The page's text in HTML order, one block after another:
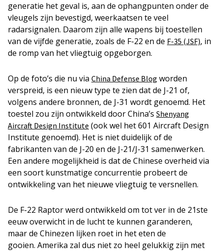
generatie het geval is, aan de ophangpunten onder de
vleugels zijn bevestigd, weerkaatsen te veel
radarsignalen. Daarom zijn alle wapens bij toestellen
van de vijfde generatie, zoals de F-22 en de F-35 (JSF), in
de romp van het vliegtuig opgeborgen.
Op de foto’s die nu via China Defense Blog worden
verspreid, is een nieuw type te zien dat de J-21 of,
volgens andere bronnen, de J-31 wordt genoemd. Het
toestel zou zijn ontwikkeld door China’s Shenyang
Aircraft Design Institute (ook wel het 601 Aircraft Design
Institute genoemd). Het is niet duidelijk of de
fabrikanten van de J-20 en de J-21/J-31 samenwerken.
Een andere mogelijkheid is dat de Chinese overheid via
een soort kunstmatige concurrentie probeert de
ontwikkeling van het nieuwe vliegtuig te versnellen.
De F-22 Raptor werd ontwikkeld om tot ver in de 21ste
eeuw overwicht in de lucht te kunnen garanderen,
maar de Chinezen lijken roet in het eten de
gooien. Amerika zal dus niet zo heel gelukkig zijn met